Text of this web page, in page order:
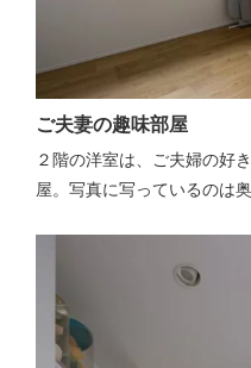
ご夫妻の趣味部屋
２階の洋室は、ご夫婦の好
屋。写真に写っているのは